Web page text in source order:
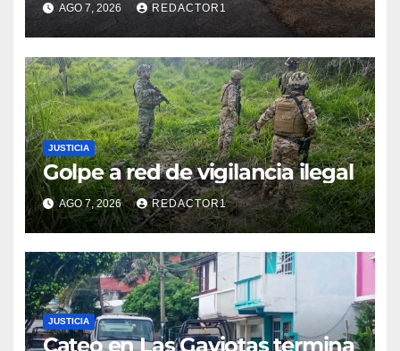
AGO 7, 2026 REDACTOR1
JUSTICIA
Golpe a red de vigilancia ilegal
AGO 7, 2026 REDACTOR1
JUSTICIA
Cateo en Las Gaviotas termina